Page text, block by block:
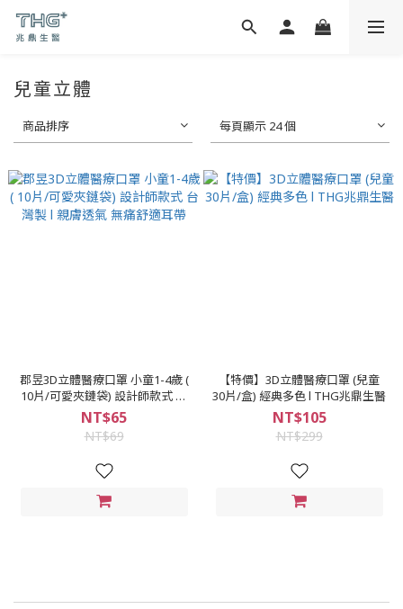
兒童立體
商品排序 每頁顯示 24 個
郡昱3D立體醫療口罩 小童1-4歲 (
10片/可愛夾鏈袋) 設計師款式 台
灣製 l 親膚透氣 無痛舒適耳帶
NT$65
NT$69
【特價】3D立體醫療口罩 (兒童
30片/盒) 經典多色 l THG兆鼎生醫
NT$105
NT$299